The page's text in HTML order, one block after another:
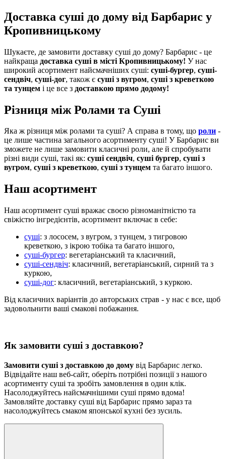
Доставка суші до дому від Барбарис у
Кропивницькому
Шукаєте, де замовити доставку суші до дому? Барбарис - це
найкраща доставка суші в місті Кропивницькому! У нас
широкий асортимент найсмачніших суші: суші-бургер, суші-
сендвіч, суші-дог, також є суші з вугром, суші з креветкою
та тунцем і це все з доставкою прямо додому!
Різниця між Ролами та Суші
Яка ж різниця між ролами та суші? А справа в тому, що роли -
це лише частина загального асортименту суші! У Барбарис ви
зможете не лише замовити класичні роли, але й спробувати
різні види суші, такі як: суші сендвіч, суші бургер, суші з
вугром, суші з креветкою, суші з тунцем та багато іншого.
Наш асортимент
Наш асортимент суші вражає своєю різноманітністю та
свіжістю інгредієнтів, асортимент включає в себе:
суші: з лососем, з вугром, з тунцем, з тигровою
креветкою, з ікрою тобіка та багато іншого,
суші-бургер: вегетаріанський та класичний,
суші-сендвіч: класичний, вегетаріанський, сирний та з
куркою,
суші-дог: класичний, вегетаріанський, з куркою.
Від класичних варіантів до авторських страв - у нас є все, щоб
задовольнити ваші смакові побажання.
Як замовити суші з доставкою?
Замовити суші з доставкою до дому від Барбарис легко.
Відвідайте наш веб-сайт, оберіть потрібні позиції з нашого
асортименту суші та зробіть замовлення в один клік.
Насолоджуйтесь найсмачнішими суші прямо вдома!
Замовляйте доставку суші від Барбарис прямо зараз та
насолоджуйтесь смаком японської кухні без зусиль.